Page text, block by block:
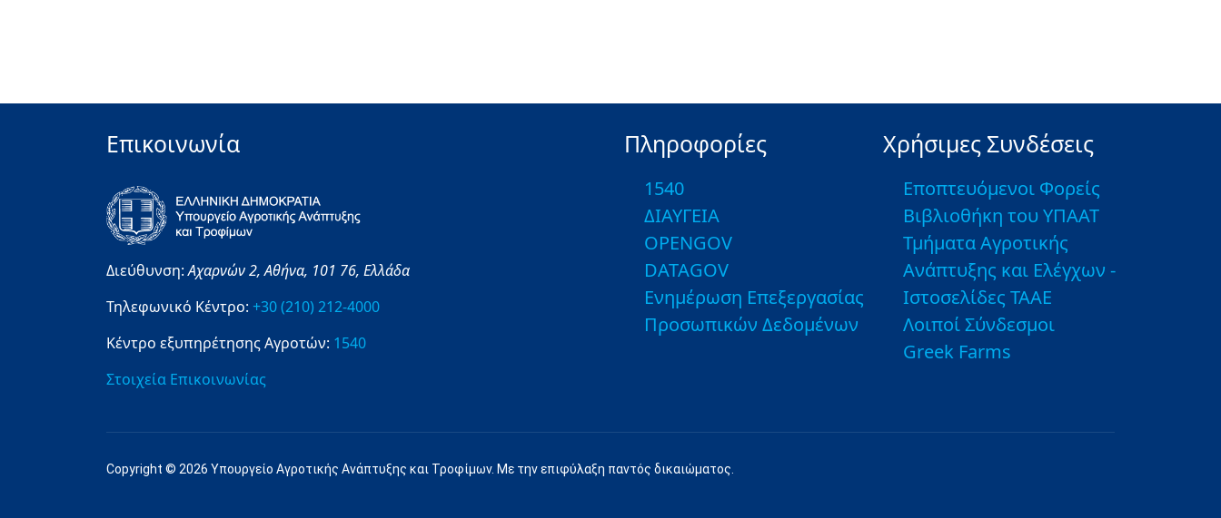
Επικοινωνία
Διεύθυνση:Αχαρνών 2,Αθήνα, 101 76, Ελλάδα
Τηλεφωνικό Κέντρο: +30 (210) 212-4000
Κέντρο εξυπηρέτησης Αγροτών: 1540
Στοιχεία Επικοινωνίας
Πληροφορίες
1540
ΔΙΑΥΓΕΙΑ
OPENGOV
DATAGOV
Ενημέρωση Επεξεργασίας
Προσωπικών Δεδομένων
Χρήσιμες Συνδέσεις
Εποπτευόμενοι Φορείς
Βιβλιοθήκη του ΥΠΑΑΤ
Τμήματα Αγροτικής
Ανάπτυξης και Ελέγχων -
Ιστοσελίδες ΤΑΑΕ
Λοιποί Σύνδεσμοι
Greek Farms
Copyright © 2026 Υπουργείο Αγροτικής Ανάπτυξης και Τροφίμων. Με την επιφύλαξη παντός δικαιώματος.